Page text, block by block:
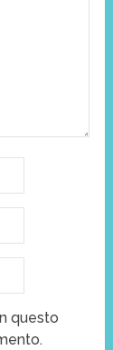
questo